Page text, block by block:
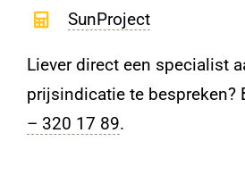
SunProject
Liever direct een specialist
prijsindicatie te bespreken?
– 320 17 89.